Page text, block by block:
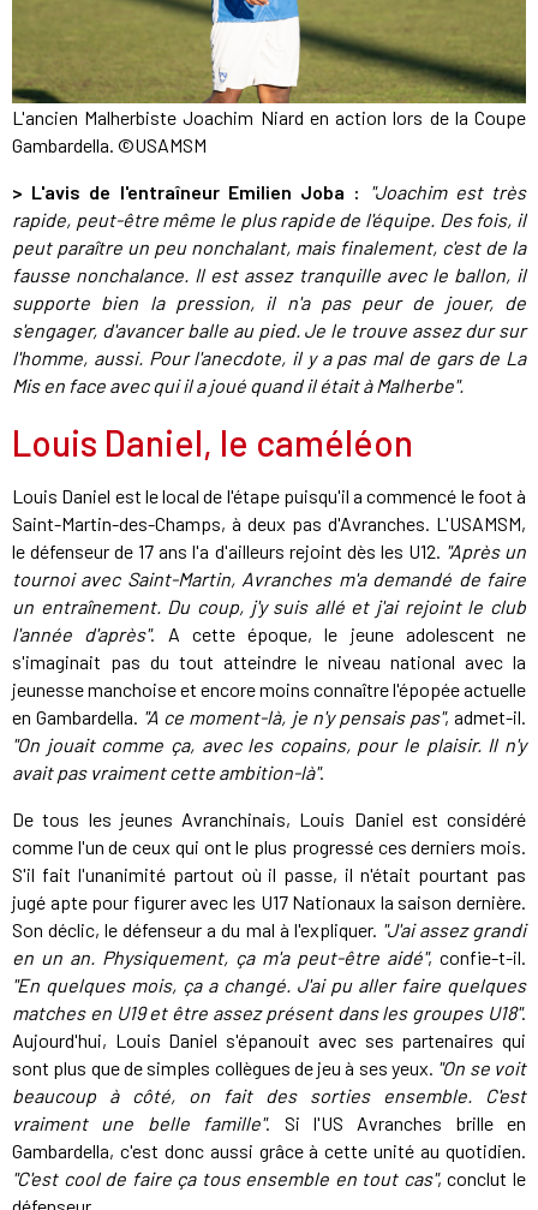
L'ancien Malherbiste Joachim Niard en action lors de la Coupe
Gambardella. ©USAMSM
> L'avis de l'entraîneur Emilien Joba :
"Joachim est très
rapide, peut-être même le plus rapide de l'équipe. Des fois, il
peut paraître un peu nonchalant, mais finalement, c'est de la
fausse nonchalance. Il est assez tranquille avec le ballon, il
supporte bien la pression, il n'a pas peur de jouer, de
s'engager, d'avancer balle au pied. Je le trouve assez dur sur
l'homme, aussi. Pour l'anecdote, il y a pas mal de gars de La
Mis en face avec qui il a joué quand il était à Malherbe".
Louis Daniel, le caméléon
Louis Daniel est le local de l'étape puisqu'il a commencé le foot à
Saint-Martin-des-Champs, à deux pas d'Avranches. L'USAMSM,
le défenseur de 17 ans l'a d'ailleurs rejoint dès les U12. "Après un
tournoi avec Saint-Martin, Avranches m'a demandé de faire
un entraînement. Du coup, j'y suis allé et j'ai rejoint le club
l'année d'après". A cette époque, le jeune adolescent ne
s'imaginait pas du tout atteindre le niveau national avec la
jeunesse manchoise et encore moins connaître l'épopée actuelle
en Gambardella. "A ce moment-là, je n'y pensais pas", admet-il.
"On jouait comme ça, avec les copains, pour le plaisir. Il n'y
avait pas vraiment cette ambition-là".
De tous les jeunes Avranchinais, Louis Daniel est considéré
comme l'un de ceux qui ont le plus progressé ces derniers mois.
S'il fait l'unanimité partout où il passe, il n'était pourtant pas
jugé apte pour figurer avec les U17 Nationaux la saison dernière.
Son déclic, le défenseur a du mal à l'expliquer. "J'ai assez grandi
en un an. Physiquement, ça m'a peut-être aidé", confie-t-il.
"En quelques mois, ça a changé. J'ai pu aller faire quelques
matches en U19 et être assez présent dans les groupes U18".
Aujourd'hui, Louis Daniel s'épanouit avec ses partenaires qui
sont plus que de simples collègues de jeu à ses yeux. "On se voit
beaucoup à côté, on fait des sorties ensemble. C'est
vraiment une belle famille". Si l'US Avranches brille en
Gambardella, c'est donc aussi grâce à cette unité au quotidien.
"C'est cool de faire ça tous ensemble en tout cas", conclut le